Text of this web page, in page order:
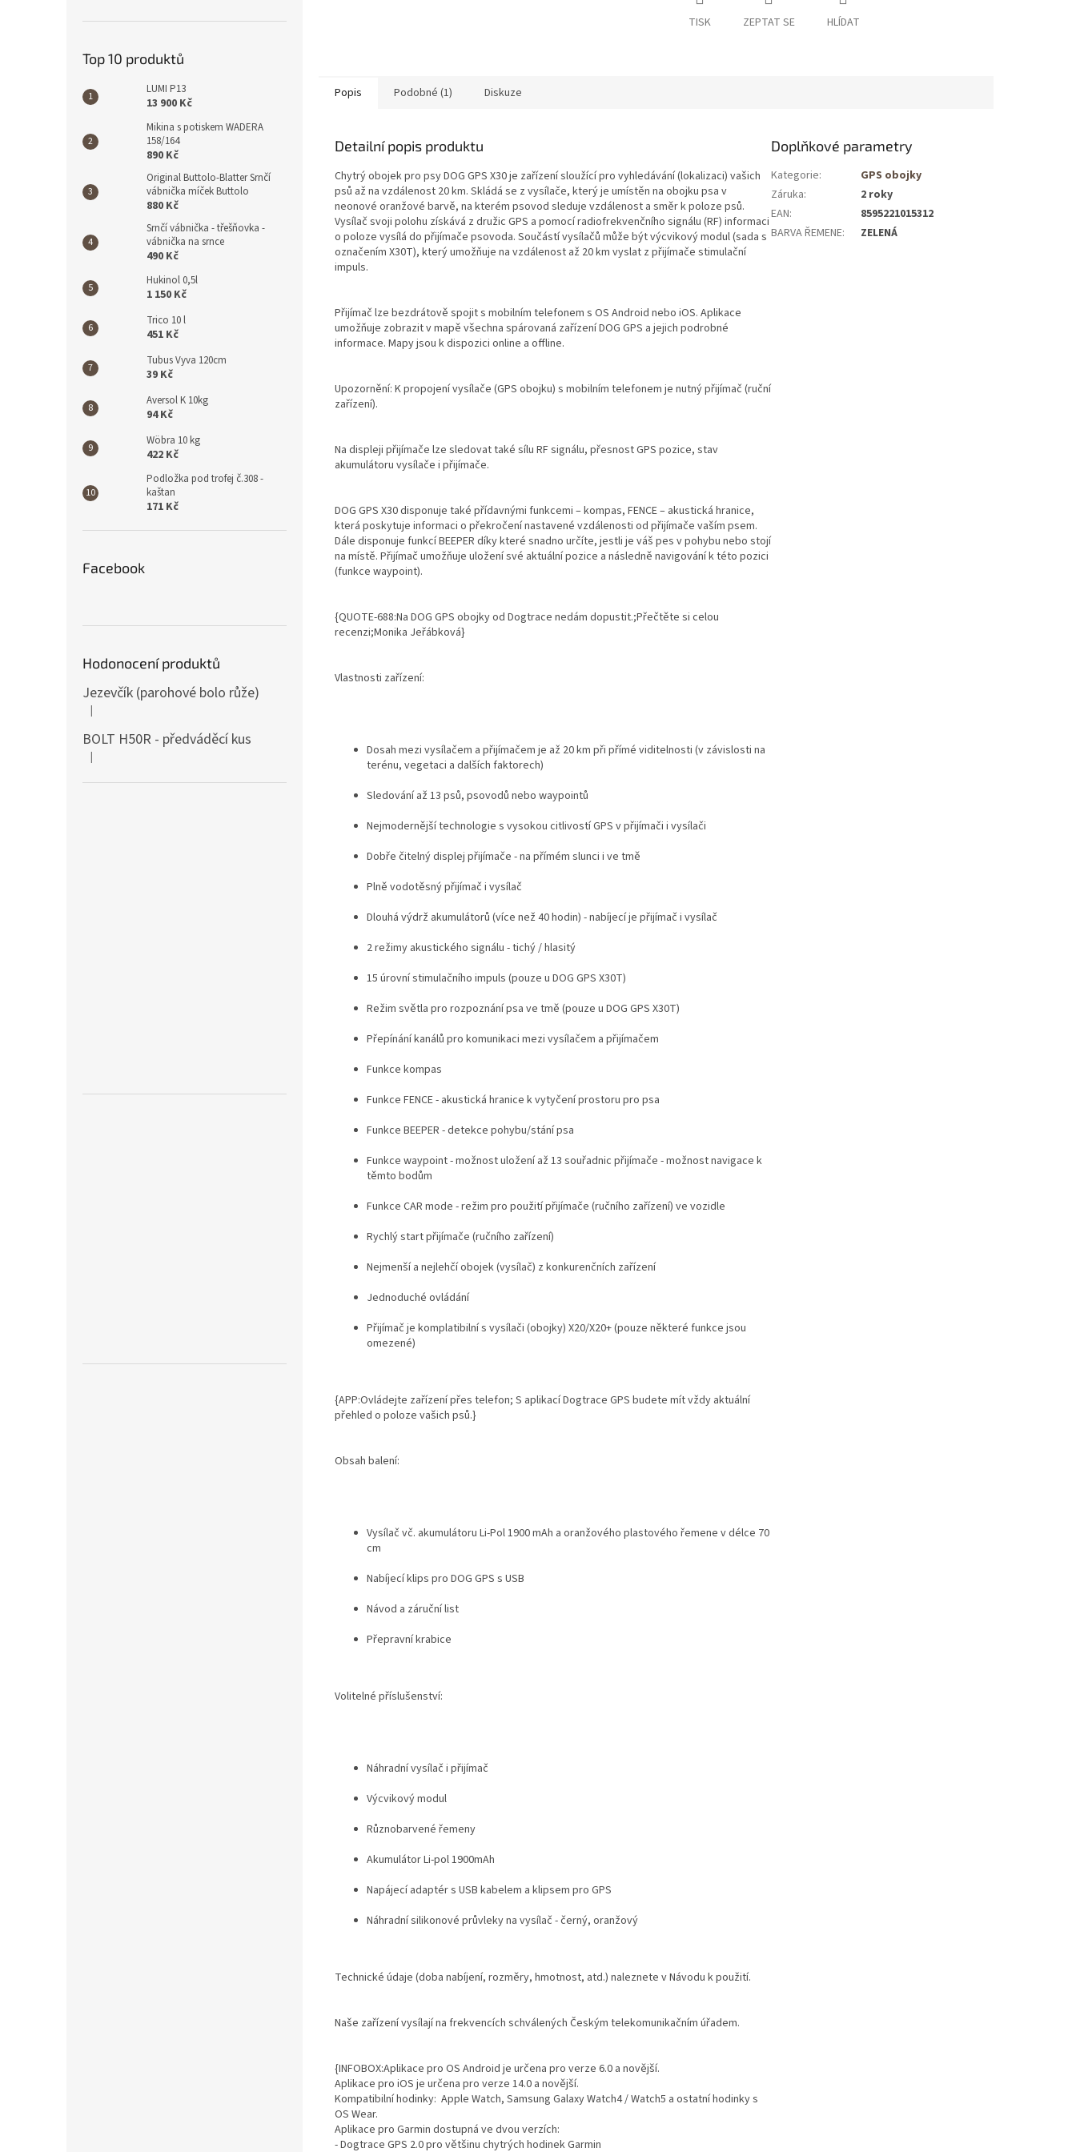
Top 10 produktů
LUMI P13
13 900 Kč
Mikina s potiskem WADERA
158/164
890 Kč
Original Buttolo-Blatter Srnčí
vábnička míček Buttolo
880 Kč
Srnčí vábnička - třešňovka -
vábnička na srnce
490 Kč
Hukinol 0,5l
1 150 Kč
Trico 10 l
451 Kč
Tubus Vyva 120cm
39 Kč
Aversol K 10kg
94 Kč
Wöbra 10 kg
422 Kč
Podložka pod trofej č.308 -
kaštan
171 Kč
Facebook
Hodonocení produktů
Jezevčík (parohové bolo růže)
Hodnocení produktu je 5 z 5 hvězdiček.
|
BOLT H50R - předváděcí kus
Hodnocení produktu je 5 z 5 hvězdiček.
|
TISK ZEPTAT SE HLÍDAT
Popis Podobné (1) Diskuze
Detailní popis produktu
Chytrý obojek pro psy DOG GPS X30 je zařízení sloužící pro vyhledávání (lokalizaci) vašich
psů až na vzdálenost 20 km. Skládá se z vysílače, který je umístěn na obojku psa v
neonové oranžové barvě, na kterém psovod sleduje vzdálenost a směr k poloze psů.
Vysílač svoji polohu získává z družic GPS a pomocí radiofrekvenčního signálu (RF) informaci
o poloze vysílá do přijímače psovoda. Součástí vysílačů může být výcvikový modul (sada s
označením X30T), který umožňuje na vzdálenost až 20 km vyslat z přijímače stimulační
impuls.
Přijímač lze bezdrátově spojit s mobilním telefonem s OS Android nebo iOS. Aplikace
umožňuje zobrazit v mapě všechna spárovaná zařízení DOG GPS a jejich podrobné
informace. Mapy jsou k dispozici online a offline.
Upozornění: K propojení vysílače (GPS obojku) s mobilním telefonem je nutný přijímač (ruční
zařízení).
Na displeji přijímače lze sledovat také sílu RF signálu, přesnost GPS pozice, stav
akumulátoru vysílače i přijímače.
DOG GPS X30 disponuje také přídavnými funkcemi – kompas, FENCE – akustická hranice,
která poskytuje informaci o překročení nastavené vzdálenosti od přijímače vaším psem.
Dále disponuje funkcí BEEPER díky které snadno určíte, jestli je váš pes v pohybu nebo stojí
na místě. Přijímač umožňuje uložení své aktuální pozice a následně navigování k této pozici
(funkce waypoint).
{QUOTE-688:Na DOG GPS obojky od Dogtrace nedám dopustit.;Přečtěte si celou
recenzi;Monika Jeřábková}
Vlastnosti zařízení:
Dosah mezi vysílačem a přijímačem je až 20 km při přímé viditelnosti (v závislosti na
terénu, vegetaci a dalších faktorech)
Sledování až 13 psů, psovodů nebo waypointů
Nejmodernější technologie s vysokou citlivostí GPS v přijímači i vysílači
Dobře čitelný displej přijímače - na přímém slunci i ve tmě
Plně vodotěsný přijímač i vysílač
Dlouhá výdrž akumulátorů (více než 40 hodin) - nabíjecí je přijímač i vysílač
2 režimy akustického signálu - tichý / hlasitý
15 úrovní stimulačního impuls (pouze u DOG GPS X30T)
Režim světla pro rozpoznání psa ve tmě (pouze u DOG GPS X30T)
Přepínání kanálů pro komunikaci mezi vysílačem a přijímačem
Funkce kompas
Funkce FENCE - akustická hranice k vytyčení prostoru pro psa
Funkce BEEPER - detekce pohybu/stání psa
Funkce waypoint - možnost uložení až 13 souřadnic přijímače - možnost navigace k
těmto bodům
Funkce CAR mode - režim pro použití přijímače (ručního zařízení) ve vozidle
Rychlý start přijímače (ručního zařízení)
Nejmenší a nejlehčí obojek (vysílač) z konkurenčních zařízení
Jednoduché ovládání
Přijímač je komplatibilní s vysílači (obojky) X20/X20+ (pouze některé funkce jsou
omezené)
{APP:Ovládejte zařízení přes telefon; S aplikací Dogtrace GPS budete mít vždy aktuální
přehled o poloze vašich psů.}
Obsah balení:
Vysílač vč. akumulátoru Li-Pol 1900 mAh a oranžového plastového řemene v délce 70
cm
Nabíjecí klips pro DOG GPS s USB
Návod a záruční list
Přepravní krabice
Volitelné příslušenství:
Náhradní vysílač i přijímač
Výcvikový modul
Různobarvené řemeny
Akumulátor Li-pol 1900mAh
Napájecí adaptér s USB kabelem a klipsem pro GPS
Náhradní silikonové průvleky na vysílač - černý, oranžový
Technické údaje (doba nabíjení, rozměry, hmotnost, atd.) naleznete v Návodu k použití.
Naše zařízení vysílají na frekvencích schválených Českým telekomunikačním úřadem.
{INFOBOX:Aplikace pro OS Android je určena pro verze 6.0 a novější.
Aplikace pro iOS je určena pro verze 14.0 a novější.
Kompatibilní hodinky: Apple Watch, Samsung Galaxy Watch4 / Watch5 a ostatní hodinky s
OS Wear.
Aplikace pro Garmin dostupná ve dvou verzích:
- Dogtrace GPS 2.0 pro většinu chytrých hodinek Garmin
Doplňkové parametry
Kategorie:
GPS obojky
Záruka:
2 roky
EAN:
8595221015312
BARVA ŘEMENE: ZELENÁ